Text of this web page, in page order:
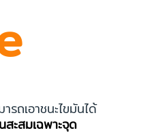
ถเอาชนะไขมันได้
ะสมเฉพาะจุด